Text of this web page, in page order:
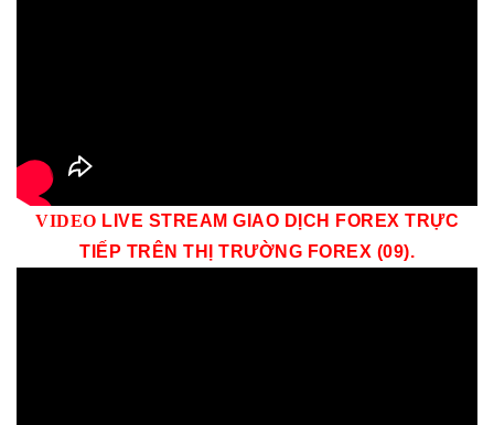
VIDEO LIVE STREAM GIAO DỊCH FOREX TRỰC
TIẾP TRÊN THỊ TRƯỜNG FOREX (09).